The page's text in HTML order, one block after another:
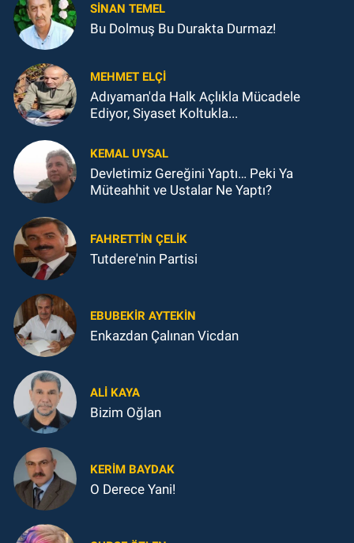
SINAN TEMEL
Bu Dolmuş Bu Durakta Durmaz!
MEHMET ELÇI
Adıyaman'da Halk Açlıkla Mücadele
Ediyor, Siyaset Koltukla...
KEMAL UYSAL
Devletimiz Gereğini Yaptı… Peki Ya
Müteahhit ve Ustalar Ne Yaptı?
FAHRETTIN ÇELİK
Tutdere'nin Partisi
EBUBEKIR AYTEKIN
Enkazdan Çalınan Vicdan
ALI KAYA
Bizim Oğlan
KERIM BAYDAK
O Derece Yani!